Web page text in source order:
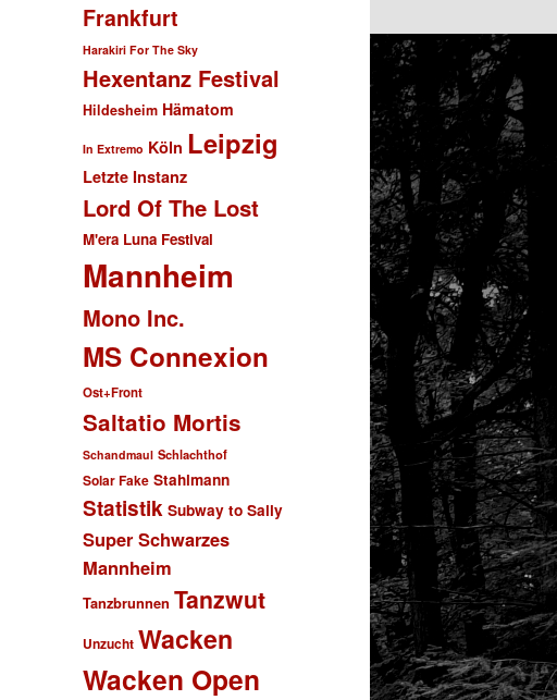
Frankfurt
Harakiri For The Sky
Hexentanz Festival
Hildesheim Hämatom
In Extremo Köln Leipzig
Letzte Instanz
Lord Of The Lost
M'era Luna Festival
Mannheim
Mono Inc.
MS Connexion
Ost+Front
Saltatio Mortis
Schandmaul Schlachthof
Solar Fake Stahlmann
Statistik Subway to Sally
Super Schwarzes
Mannheim
Tanzbrunnen Tanzwut
Unzucht Wacken
Wacken Open